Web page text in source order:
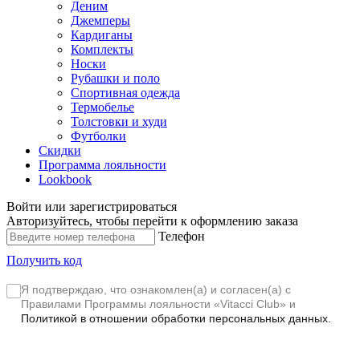
Деним
Джемперы
Кардиганы
Комплекты
Носки
Рубашки и поло
Спортивная одежда
Термобелье
Толстовки и худи
Футболки
Скидки
Программа лояльности
Lookbook
Войти или зарегистрироваться
Авторизуйтесь, чтобы перейти к оформлению заказа
Телефон
Получить код
Я подтверждаю, что ознакомлен(а) и согласен(а) с
Правилами Программы лояльности «Vitacci Club» и
Политикой в отношении обработки персональных данных.